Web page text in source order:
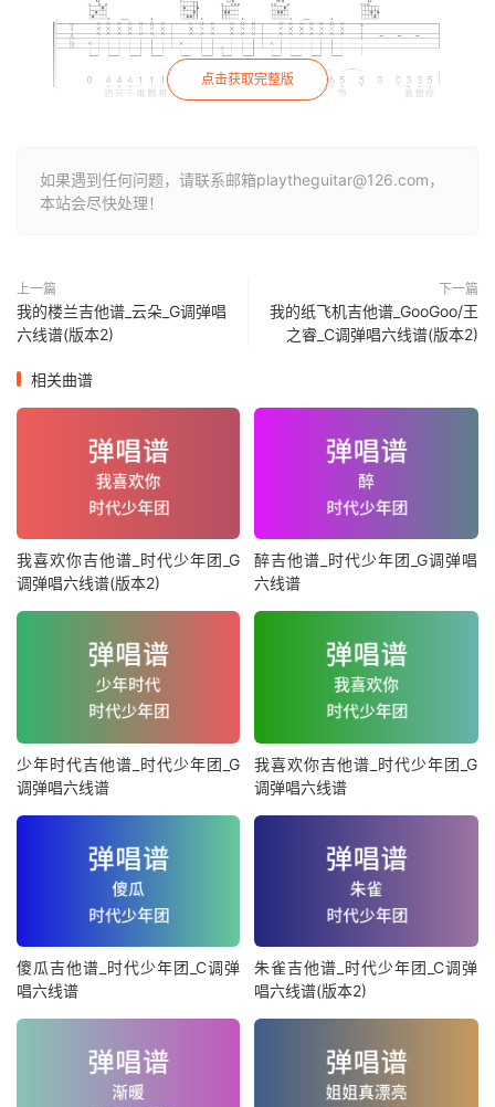
点击获取完整版
如果遇到任何问题，请联系邮箱playtheguitar@126.com，
本站会尽快处理！
上一篇
我的楼兰吉他谱_云朵_G调弹唱
六线谱(版本2)
下一篇
我的纸飞机吉他谱_GooGoo/王
之睿_C调弹唱六线谱(版本2)
相关曲谱
我喜欢你吉他谱_时代少年团_G
调弹唱六线谱(版本2)
醉吉他谱_时代少年团_G调弹唱
六线谱
少年时代吉他谱_时代少年团_G
调弹唱六线谱
我喜欢你吉他谱_时代少年团_G
调弹唱六线谱
傻瓜吉他谱_时代少年团_C调弹
唱六线谱
朱雀吉他谱_时代少年团_C调弹
唱六线谱(版本2)